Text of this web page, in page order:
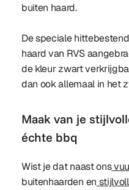
buiten haard.
De speciale
haard van RVS
de kleur zwart
dan ook allemaal in het
Maak van je
échte bbq
Wist je dat naast ons
buitenhaarden en